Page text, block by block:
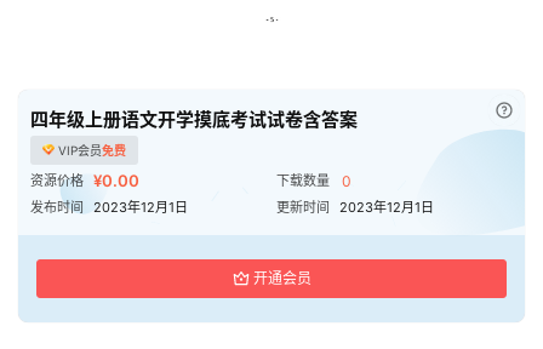
四年级上册语文开学摸底考试试卷含答案
VIP会员免费
资源价格 ¥0.00 下载数量 0
发布时间 2023年12月1日 更新时间 2023年12月1日
开通会员